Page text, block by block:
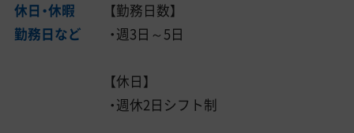
休日・休暇
勤務日など
【勤務日数】
・週3日～5日
【休日】
・週休2日シフト制